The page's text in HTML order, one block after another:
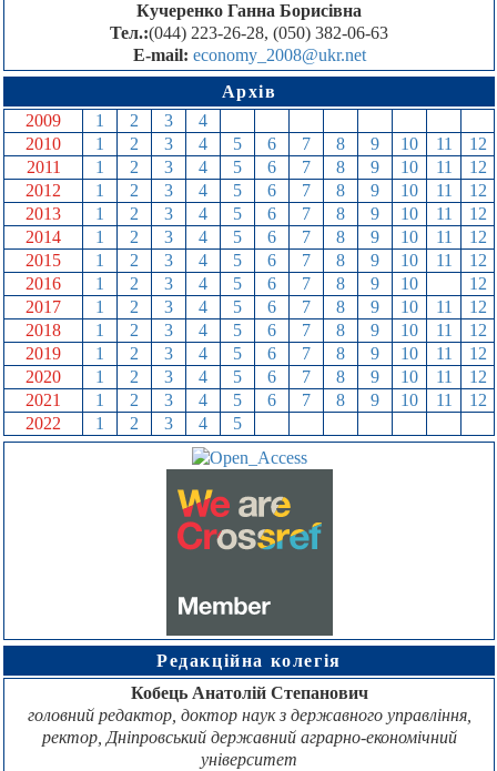
Кучеренко Ганна Борисівна
Тел.:(044) 223-26-28, (050) 382-06-63
E-mail: economy_2008@ukr.net
Архів
2009
1 2 3 4
2010
1 2 3 4 5 6 7 8 9 10 11
12
2011
1 2 3 4 5 6 7 8 9 10 11
12
2012
1 2 3 4 5 6 7 8 9 10 11
12
2013
1 2 3 4 5 6 7 8 9 10 11
12
2014
1 2 3 4 5 6 7 8 9 10 11
12
2015
1 2 3 4 5 6 7 8 9 10 11
12
2016
1 2 3 4 5 6 7 8 9 10
12
2017
1 2 3 4 5 6 7 8 9 10 11
12
2018
1 2 3 4 5 6 7 8 9 10 11
12
2019
1 2 3 4 5 6 7 8 9 10 11
12
2020
1 2 3 4 5 6 7 8 9 10 11
12
2021
1 2 3 4 5 6 7 8 9 10 11
12
2022
1 2 3 4 5
Редакційна колегія
Кобець Анатолій Степанович
головний редактор, доктор наук з державного управління,
ректор, Дніпровський державний аграрно-економічний
університет